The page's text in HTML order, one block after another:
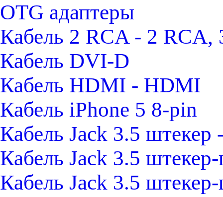
OTG адаптеры
Кабель 2 RCA - 2 RCA,
Кабель DVI-D
Кабель HDMI - HDMI
Кабель iPhone 5 8-pin
Кабель Jack 3.5
Кабель Jack 3.5 штекер-
Кабель Jack 3.5